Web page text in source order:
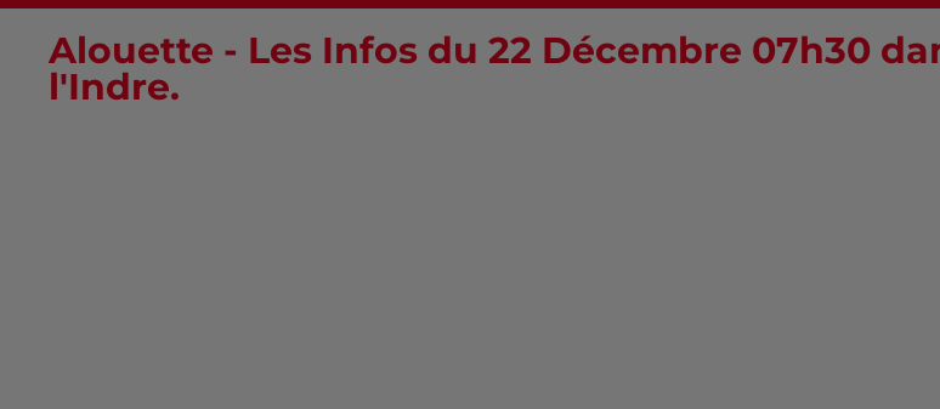
Alouette - Les Infos du 22 Décembre 07h30
l'Indre.